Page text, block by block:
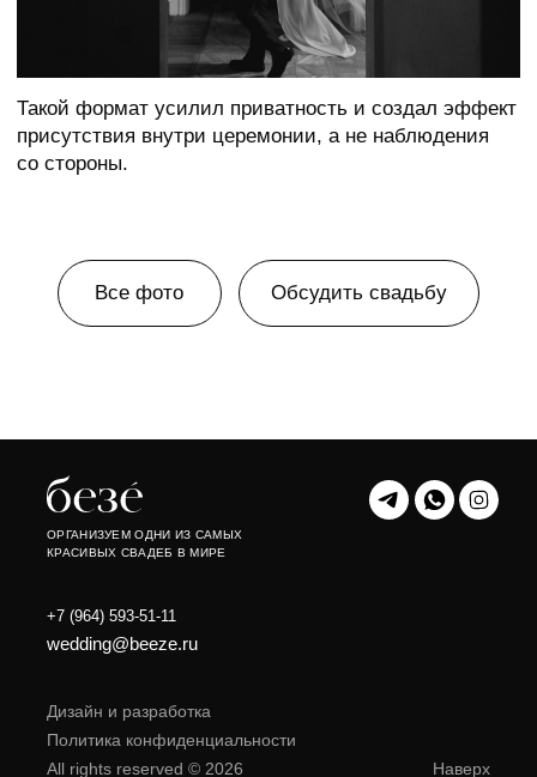
All rights reserved © 2026 Наверх
Политика конфиденциальности
Дизайн и разработка
ОРГАНИЗУЕМ ОДНИ ИЗ САМЫХ
КРАСИВЫХ СВАДЕБ В МИРЕ
+7 (964) 593-51-11
wedding@beeze.ru